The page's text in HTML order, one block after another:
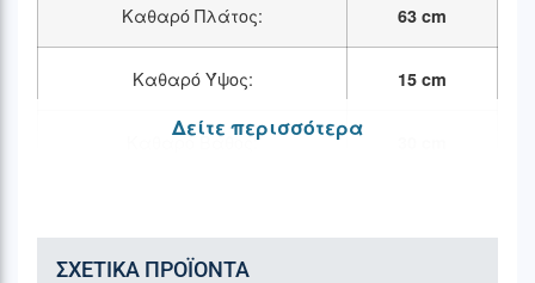
Καθαρό Πλάτος: 63 cm
Καθαρό Ύψος: 15 cm
Καθαρό Βάθος:
Δείτε περισσότερα
ΣΧΕΤΙΚΆ ΠΡΟΪΌΝΤΑ